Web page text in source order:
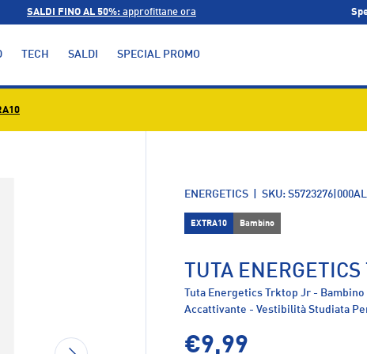
SALDI FINO AL 50%: approfittane ora
TECH SALDI SPECIAL PROMO
AVANTI
ENERGETICS |SKU:
EXTRA10 Bambino
TUTA
Tuta Energetics Trktop Jr -
Accattivante - Vestibilità Studiata
€9,99